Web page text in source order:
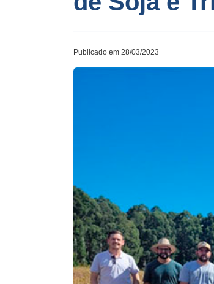
Publicado em 28/03/2023